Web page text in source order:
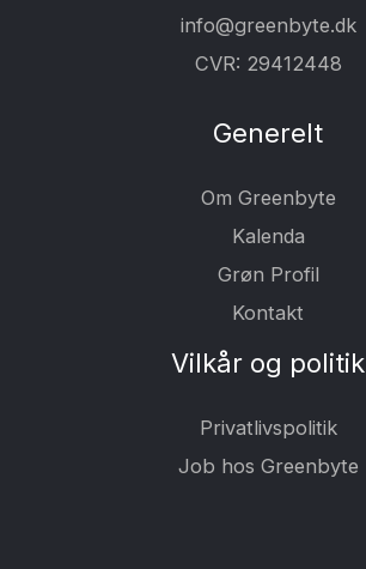
info@greenbyte.dk
CVR: 29412448
Generelt
Om Greenbyte
Kalenda
Grøn Profil
Kontakt
Vilkår og politik
Privatlivspolitik
Job hos Greenbyte